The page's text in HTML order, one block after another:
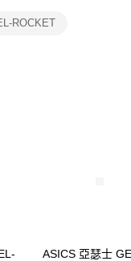
之同意方可使用
用戶狀況，依本公司即
ROCKET
ASICS 亞瑟士